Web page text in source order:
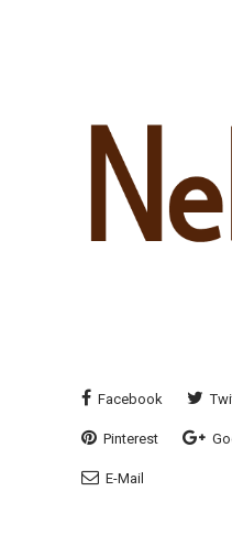
Facebook
Pinterest
E-Mail